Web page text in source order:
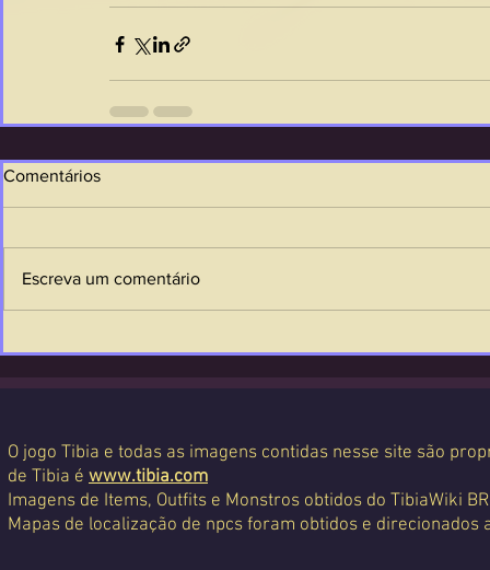
Comentários
Escreva um comentário
O jogo Tibia e todas as imagens contidas nesse site são
de Tibia é www.tibia.com
Imagens de Items, Outfits e Monstros obtidos do TibiaWiki
Mapas de localização de npcs foram obtidos e direcionados